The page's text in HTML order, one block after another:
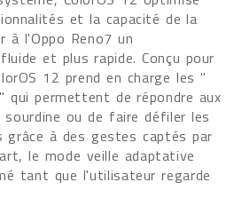
et la capacité de la
à l'Oppo Reno7 un
et plus rapide. Conçu pour
12 prend en charge les "
qui permettent de répondre aux
ou de faire défiler les
grâce à des gestes captés par
le mode veille adaptative
tant que l'utilisateur regarde